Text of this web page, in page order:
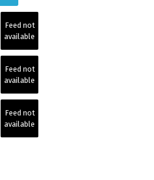
Feed not
available
Feed not
available
Feed not
available